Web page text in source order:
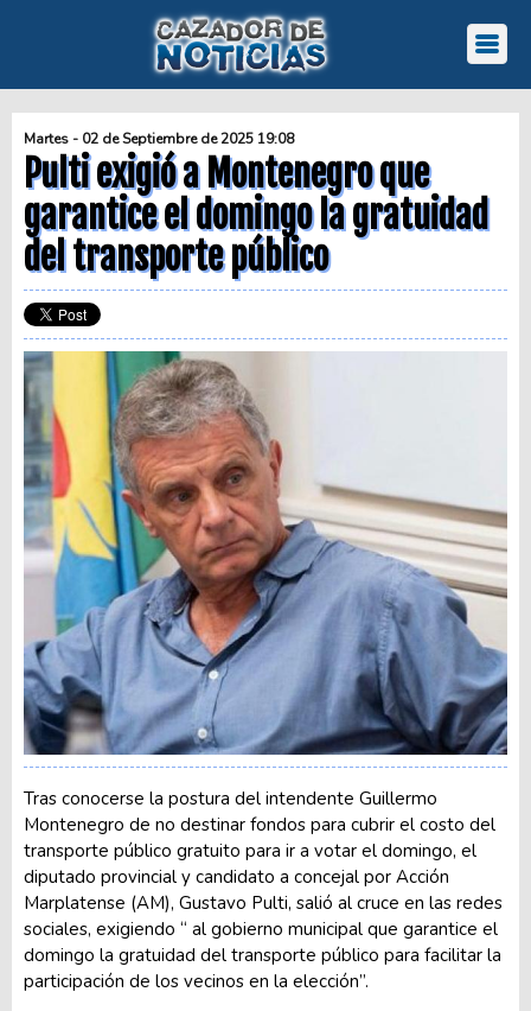
Martes - 02 de Septiembre de 2025 19:08
Pulti exigió a Montenegro que
garantice el domingo la gratuidad
del transporte público
Tras conocerse la postura del intendente Guillermo
Montenegro de no destinar fondos para cubrir el costo del
transporte público gratuito para ir a votar el domingo, el
diputado provincial y candidato a concejal por Acción
Marplatense (AM), Gustavo Pulti, salió al cruce en las redes
sociales, exigiendo “ al gobierno municipal que garantice el
domingo la gratuidad del transporte público para facilitar la
participación de los vecinos en la elección”.